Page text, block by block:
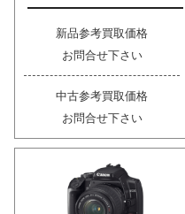
新品参考買取価格
お問合せ下さい
中古参考買取価格
お問合せ下さい